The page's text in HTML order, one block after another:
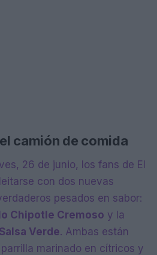
camión de comida
26 de junio, los fans de El
con dos nuevas
pesados en sabor:
Chipotle Cremoso y la
Verde. Ambas están
marinado en cítricos y